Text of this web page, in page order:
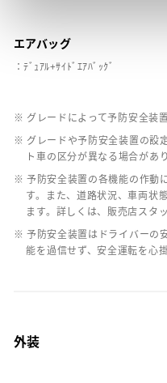
エアバッグ
：ﾃﾞｭｱﾙ+ｻｲﾄﾞｴｱﾊﾞｯｸﾞ
※ グレードによって予防安全装
※ グレードや予防安全装置の設
ト車の区分が異なる場合があり
※ 予防安全装置の各機能の作動
す。また、道路状況、車両状
ます。詳しくは、販売店スタ
※ 予防安全装置はドライバーの
能を過信せず、安全運転を心
外装